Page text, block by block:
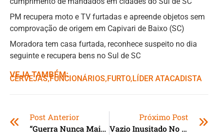
PM recupera moto e TV furtadas e apreende objetos sem
comprovação de origem em Capivari de Baixo (SC)
Moradora tem casa furtada, reconhece suspeito no dia
seguinte e recupera bens no Sul de SC
VEJA TAMBÉM:
CERVEJAS,ㅤFUNCIONÁRIOS,ㅤFURTO,ㅤLÍDER ATACADISTA
Post Anterior
“Guerra Nunca Mais!”: Papa Leão XIV Pede Paz Na Ucrânia E Em Gaza
Próximo Post
Vazio Inusitado No Epicentro Da Cracolândia Intriga Autoridades E Moradores Em São Paulo